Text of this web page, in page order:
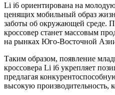
Li i6 ориентирована на
ценящих мобильный образ
заботы об окружающей среде.
кроссовер станет массовым
на рынках Юго-Восточной
Таким образом, появление
кроссовера Li i6 укрепляет
предлагая
высокую производительность,